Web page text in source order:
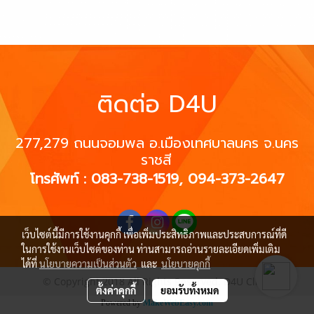
ติดต่อ D4U
277,279 ถนนจอมพล อ.เมืองเทศบาลนคร จ.นคร
ราชสี
โทรศัพท์ : 083-738-1519, 094-373-2647
© Copyright 2018 All Rights Reserved. D4U Clinic
Powered byMakeWebEasy.com
เว็บไซต์นี้มีการใช้งานคุกกี้ เพื่อเพิ่มประสิทธิภาพและประสบการณ์ที่ดี
ในการใช้งานเว็บไซต์ของท่าน ท่านสามารถอ่านรายละเอียดเพิ่มเติม
ได้ที่นโยบายความเป็นส่วนตัว และ นโยบายคุกกี้
ตั้งค่าคุกกี้ ยอมรับทั้งหมด